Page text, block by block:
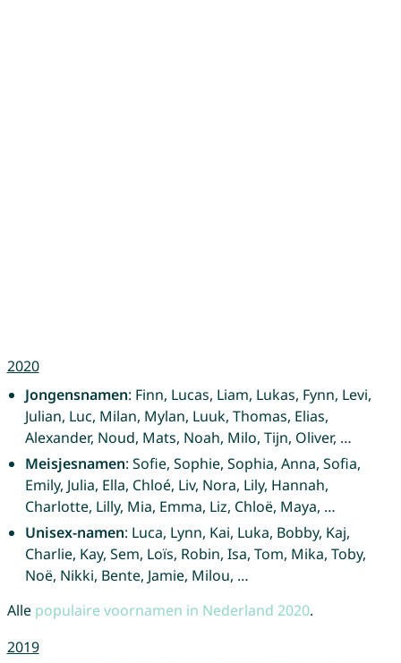
2020
Jongensnamen: Finn, Lucas, Liam, Lukas, Fynn, Levi,
Julian, Luc, Milan, Mylan, Luuk, Thomas, Elias,
Alexander, Noud, Mats, Noah, Milo, Tijn, Oliver, …
Meisjesnamen: Sofie, Sophie, Sophia, Anna, Sofia,
Emily, Julia, Ella, Chloé, Liv, Nora, Lily, Hannah,
Charlotte, Lilly, Mia, Emma, Liz, Chloë, Maya, …
Unisex-namen: Luca, Lynn, Kai, Luka, Bobby, Kaj,
Charlie, Kay, Sem, Loïs, Robin, Isa, Tom, Mika, Toby,
Noë, Nikki, Bente, Jamie, Milou, …
Alle populaire voornamen in Nederland 2020.
2019